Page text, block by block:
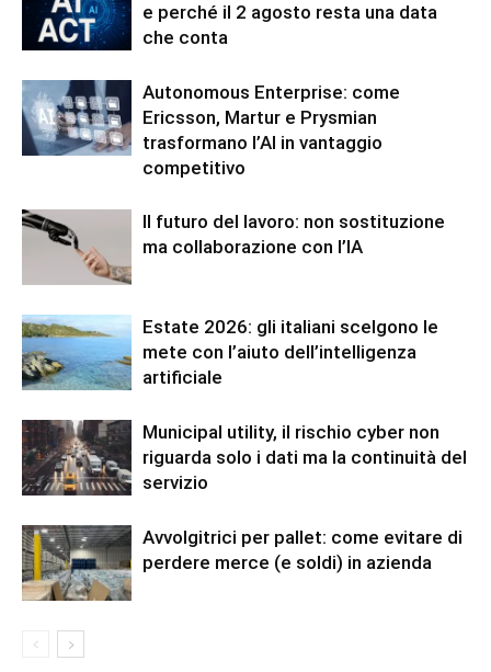
e perché il 2 agosto resta una data
che conta
Autonomous Enterprise: come
Ericsson, Martur e Prysmian
trasformano l’AI in vantaggio
competitivo
Il futuro del lavoro: non sostituzione
ma collaborazione con l’IA
Estate 2026: gli italiani scelgono le
mete con l’aiuto dell’intelligenza
artificiale
Municipal utility, il rischio cyber non
riguarda solo i dati ma la continuità del
servizio
Avvolgitrici per pallet: come evitare di
perdere merce (e soldi) in azienda